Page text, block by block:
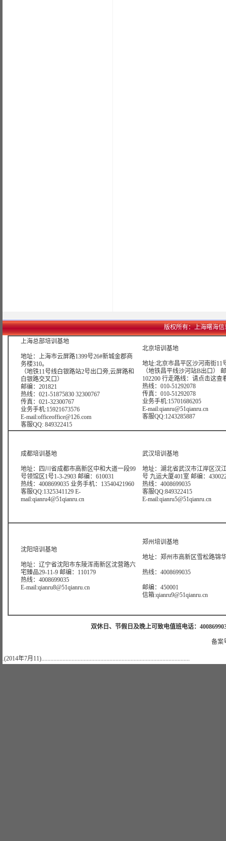
版权所有：上海曙海信
上海总部培训基地
地址：上海市云屏路1399号26#新城金郡商
务楼310。
（地铁11号线白银路站2号出口旁,云屏路和
白银路交叉口）
邮编：201821
热线：021-51875830 32300767
传真：021-32300767
业务手机:15921673576
E-mail:officeoffice@126.com
客服QQ: 849322415
北京培训基地
地址:北京市昌平区沙河南街11
（地铁昌平线沙河站B出口）
102200 行走路线： 请点击这查
热线：010-51292078
传真：010-51292078
业务手机:15701686205
E-mail:qianru@51qianru.cn
客服QQ:1243285887
成都培训基地
地址：四川省成都市高新区中和大道一段99
号领馆区1号1-3-2903 邮编：610031
热线：4008699035 业务手机：13540421960
客服QQ:1325341129 E-
mail:qianru4@51qianru.cn
武汉培训基地
地址：湖北省武汉市江岸区汉
号 九运大厦401室 邮编：
热线：4008699035
客服QQ:849322415
E-mail:qianru5@51qianru.cn
沈阳培训基地
地址：辽宁省沈阳市东陵浑南新区沈营路六
宅臻品29-11-9 邮编：110179
热线：4008699035
E-mail:qianru8@51qianru.cn
郑州培训基地
地址：郑州市高新区雪松路锦
热线：4008699035
邮编：450001
信箱:qianru9@51qianru.cn
双休日、节假日及晚上可致电值班电话：
备案
.(2014年7月11)..................................................................................................